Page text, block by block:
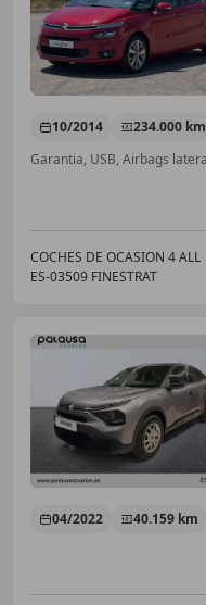
10/2014 234.000 km
COCHES DE OCASION 4 ALL
ES-03509 FINESTRAT
04/2022 40.159 km